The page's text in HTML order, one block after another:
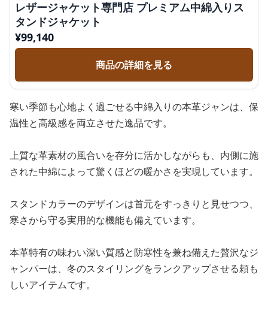
レザージャケット専門店 プレミアム中綿入りス
タンドジャケット
¥99,140
商品の詳細を見る
寒い季節も心地よく過ごせる中綿入りの本革ジャンは、保
温性と高級感を両立させた逸品です。
上質な革素材の風合いを存分に活かしながらも、内側に施
された中綿によって驚くほどの暖かさを実現しています。
スタンドカラーのデザインは首元をすっきりと見せつつ、
寒さから守る実用的な機能も備えています。
本革特有の味わい深い質感と防寒性を兼ね備えた贅沢なジ
ャンパーは、冬のスタイリングをランクアップさせる頼も
しいアイテムです。